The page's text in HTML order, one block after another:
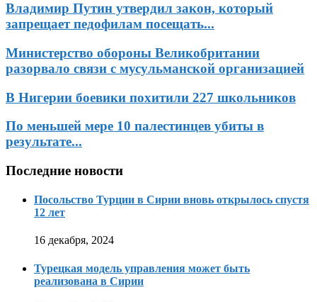
Владимир Путин утвердил закон, который
запрещает педофилам посещать...
Министерство обороны Великобритании
разорвало связи с мусульманской организацией
В Нигерии боевики похитили 227 школьников
По меньшей мере 10 палестинцев убиты в
результате...
Последние новости
Посольство Турции в Сирии вновь открылось спустя
12 лет
16 декабря, 2024
Турецкая модель управления может быть
реализована в Сирии